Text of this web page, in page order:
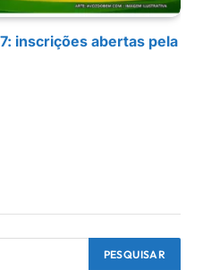
inscrições abertas pela